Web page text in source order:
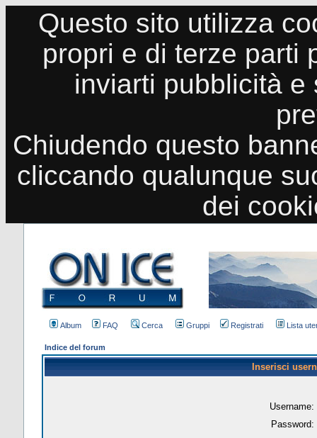
Questo sito utilizza
propri e di terze parti
inviarti pubblicità
Chiudendo questo
cliccando qualunque
dei
Album FAQ Cerca Gruppi Registrati Lista
Indice del forum
Inserisci
Username:
Password: